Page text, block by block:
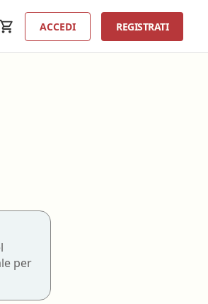
medica
Tecnico sanitario laboratorio
biomedico
psicomotricità dell'età evolutiva
ACCEDI REGISTRATI
per